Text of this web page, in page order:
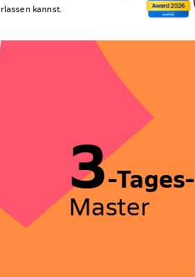
kannst.
3-Tages-
Master